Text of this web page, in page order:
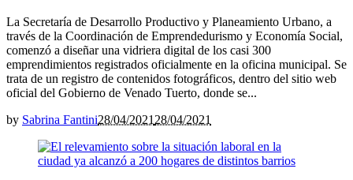
La Secretaría de Desarrollo Productivo y Planeamiento Urbano, a
través de la Coordinación de Emprendedurismo y Economía Social,
comenzó a diseñar una vidriera digital de los casi 300
emprendimientos registrados oficialmente en la oficina municipal. Se
trata de un registro de contenidos fotográficos, dentro del sitio web
oficial del Gobierno de Venado Tuerto, donde se...
by Sabrina Fantini28/04/2021 28/04/2021